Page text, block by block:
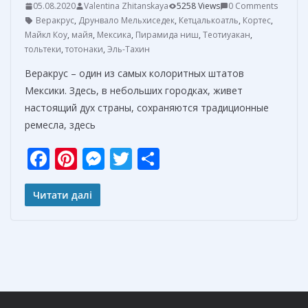
05.08.2020 Valentina Zhitanskaya 5258 Views
0 Comments
Веракрус, Друнвало Мельхиседек, Кетцалькоатль, Кортес,
Майкл Коу, майя, Мексика, Пирамида ниш, Теотиуакан,
тольтеки, тотонаки, Эль-Тахин
Веракрус – один из самых колоритных штатов
Мексики. Здесь, в небольших городках, живет
настоящий дух страны, сохраняются традиционные
ремесла, здесь
F
ac
e
k
Pi
nt
er
M
er
T
и
Читати далі